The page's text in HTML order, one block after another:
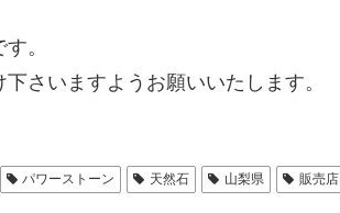
。
さいますようお願いいたします。
パワーストーン 天然石 山梨県 販売店